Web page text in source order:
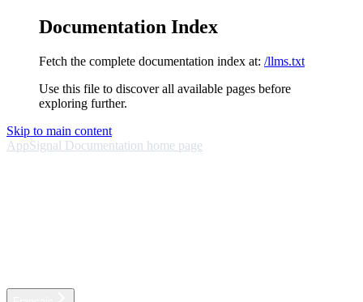
Documentation Index
Fetch the complete documentation index at: /llms.txt
Use this file to discover all available pages before
exploring further.
Skip to main content
AppSignal Documentation home page